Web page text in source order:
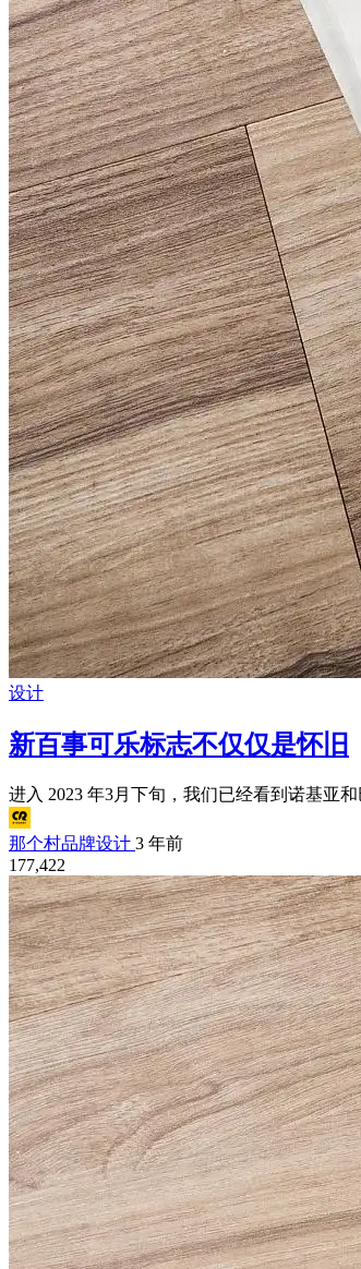
设计
新百事可乐标志不仅仅是怀旧
进入 2023 年3月下旬，我们已经看到诺基亚
那个村品牌设计 3 年前
177,422